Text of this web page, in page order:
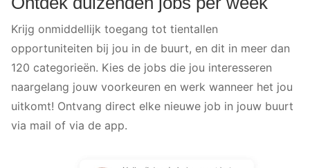
Krijg onmiddellijk toegang tot tientallen
opportuniteiten bij jou in de buurt, en dit in meer dan
120 categorieën. Kies de jobs die jou interesseren
naargelang jouw voorkeuren en werk wanneer het jou
uitkomt! Ontvang direct elke nieuwe job in jouw buurt
via mail of via de app.